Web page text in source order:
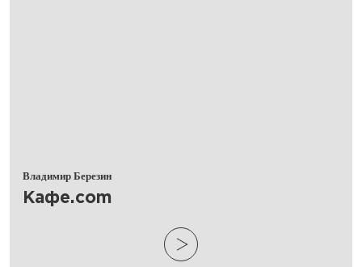
Владимир Березин
​Кафе.com